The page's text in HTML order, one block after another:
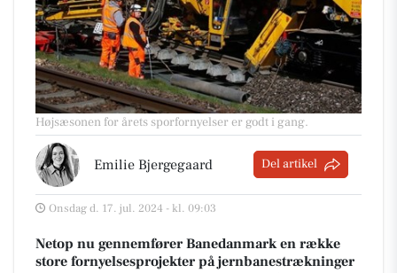
Højsæsonen for årets sporfornyelser er godt i gang.
Emilie Bjergegaard Del artikel
Onsdag d. 17. jul. 2024 - kl. 09:03
Netop nu gennemfører Banedanmark en række
store fornyelsesprojekter på jernbanestrækninger